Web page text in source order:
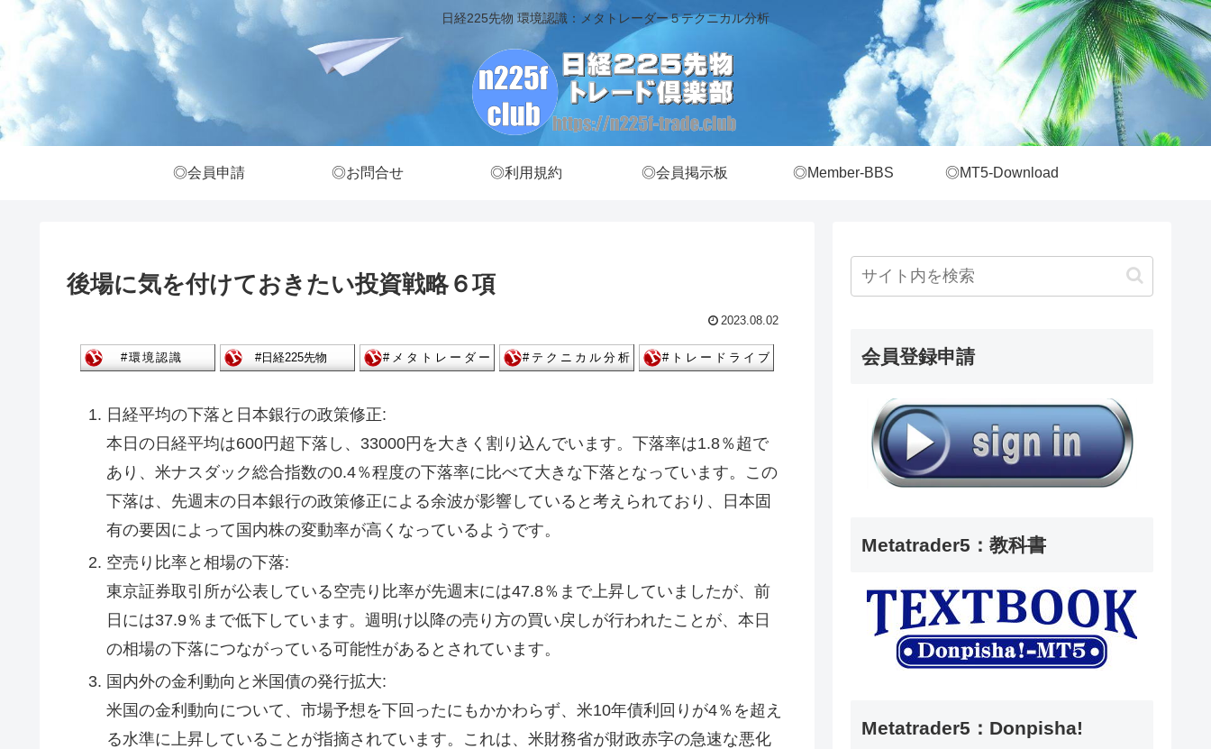
日経225先物 環境認識：メタトレーダー５テクニカル分析
◎会員申請 ◎お問合せ ◎利用規約 ◎会員掲示板 ◎Member-BBS ◎MT5-Download
後場に気を付けておきたい投資戦略６項
2023.08.02
日経平均の下落と日本銀行の政策修正:
本日の日経平均は600円超下落し、33000円を大きく割り込んでいます。下落率は1.8％超で
あり、米ナスダック総合指数の0.4％程度の下落率に比べて大きな下落となっています。この
下落は、先週末の日本銀行の政策修正による余波が影響していると考えられており、日本固
有の要因によって国内株の変動率が高くなっているようです。
空売り比率と相場の下落:
東京証券取引所が公表している空売り比率が先週末には47.8％まで上昇していましたが、前
日には37.9％まで低下しています。週明け以降の売り方の買い戻しが行われたことが、本日
の相場の下落につながっている可能性があるとされています。
国内外の金利動向と米国債の発行拡大:
米国の金利動向について、市場予想を下回ったにもかかわらず、米10年債利回りが4％を超え
る水準に上昇していることが指摘されています。これは、米財務省が財政赤字の急速な悪化
会員登録申請
Metatrader5：教科書
Metatrader5：Donpisha!